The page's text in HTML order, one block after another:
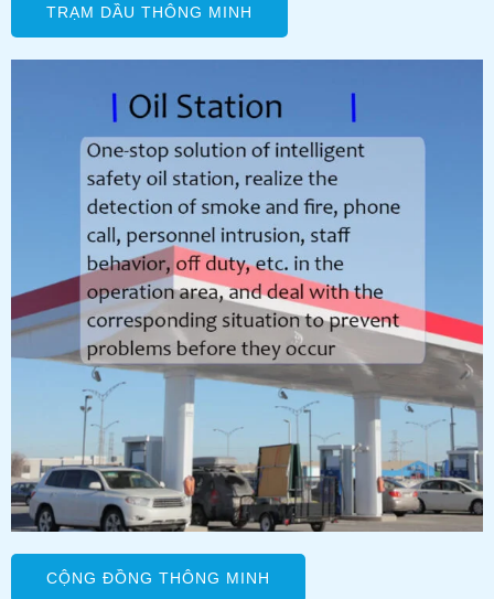
TRẠM DẦU THÔNG MINH
CỘNG ĐỒNG THÔNG MINH